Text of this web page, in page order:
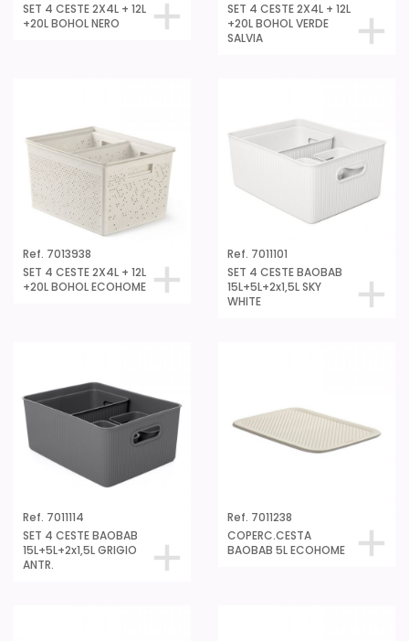
SET 4 CESTE 2X4L + 12L
+20L BOHOL NERO
SET 4 CESTE 2X4L + 12L
+20L BOHOL VERDE
SALVIA
Ref. 7013938
SET 4 CESTE 2X4L + 12L
+20L BOHOL ECOHOME
Ref. 7011101
SET 4 CESTE BAOBAB
15L+5L+2x1,5L SKY
WHITE
Ref. 7011114
SET 4 CESTE BAOBAB
15L+5L+2x1,5L GRIGIO
ANTR.
Ref. 7011238
COPERC.CESTA
BAOBAB 5L ECOHOME